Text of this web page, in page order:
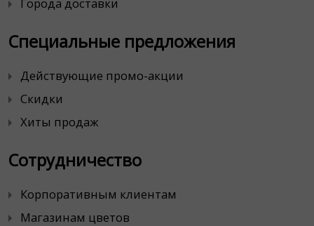
Специальные предложения
Действующие промо-акции
Скидки
Хиты продаж
Сотрудничество
Корпоративным клиентам
Магазинам цветов